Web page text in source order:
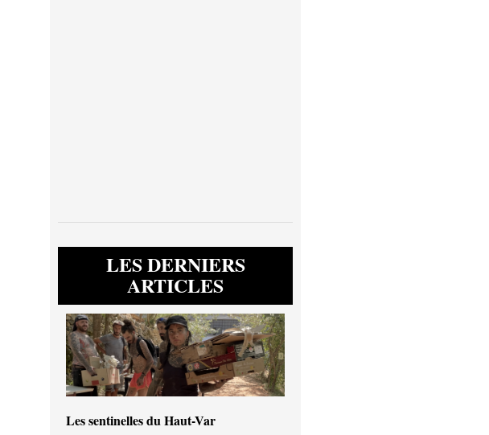
LES DERNIERS
ARTICLES
Les sentinelles du Haut-Var